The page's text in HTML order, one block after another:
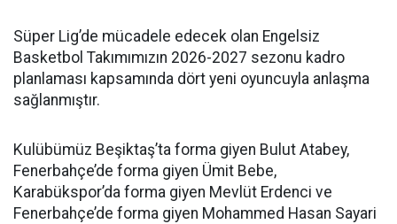
Süper Lig’de mücadele edecek olan Engelsiz
Basketbol Takımımızın 2026-2027 sezonu kadro
planlaması kapsamında dört yeni oyuncuyla anlaşma
sağlanmıştır.
Kulübümüz Beşiktaş’ta forma giyen Bulut Atabey,
Fenerbahçe’de forma giyen Ümit Bebe,
Karabükspor’da forma giyen Mevlüt Erdenci ve
Fenerbahçe’de forma giyen Mohammed Hasan Sayari